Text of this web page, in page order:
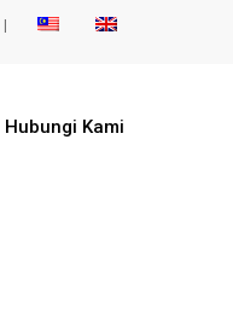
Hubungi Kami